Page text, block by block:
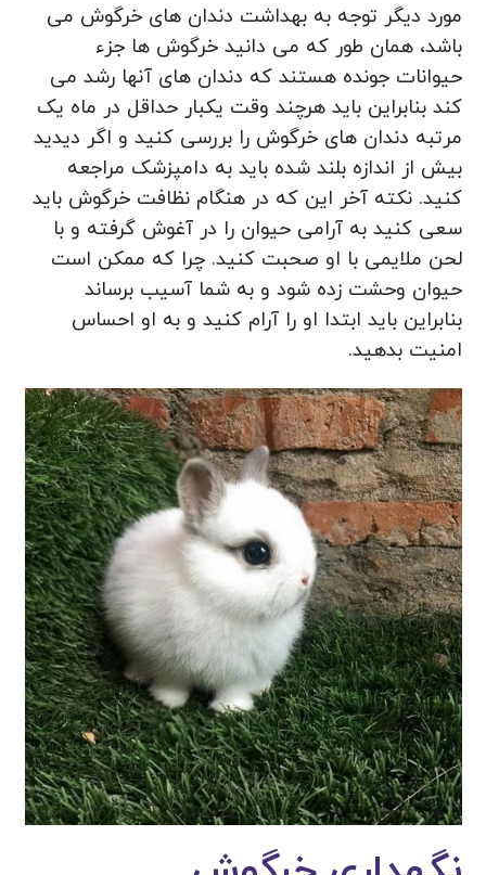
مورد دیگر توجه به بهداشت دندان ‌های خرگوش می‌
باشد، همان طور که می ‌دانید خرگوش‌ ها جزء
حیوانات جونده هستند که دندان ‌های آنها رشد می‌
کند بنابراین باید هرچند وقت یکبار حداقل در ماه یک
مرتبه دندان ‌های خرگوش را بررسی کنید و اگر دیدید
بیش از اندازه بلند شده باید به دامپزشک مراجعه
کنید. نکته آخر این که در هنگام نظافت خرگوش باید
سعی کنید به آرامی حیوان را در آغوش گرفته و با
لحن ملایمی با او صحبت کنید. چرا که ممکن است
حیوان وحشت زده شود و به شما آسیب برساند
بنابراین باید ابتدا او را آرام کنید و به او احساس
امنیت بدهید.